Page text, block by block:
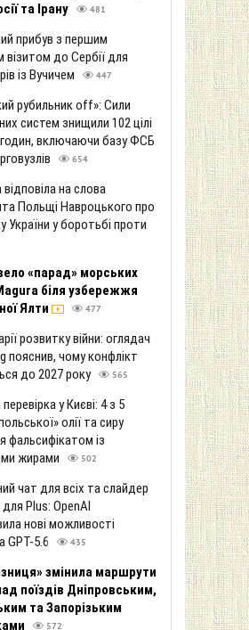
та Ірану
481
прибув з першим
візитом до Сербії для
із Вучичем
447
рубильник off»: Сили
систем знищили 102 цілі
включаючи базу ФСБ
654
на слова
Польщі Навроцького про
України у боротьбі проти
«парад» морських
біля узбережжя
Ялти
477
розвитку війни: оглядач
пояснив, чому конфлікт
до 2027 року
565
у Києві: 4 з 5
олії та сиру
фальсифікатом із
жирами
502
чат для всіх та слайдер
Plus: OpenAI
нові можливості
GPT-5.6
435
змінила маршрути
поїздів Дніпровським,
та Запорізьким
572